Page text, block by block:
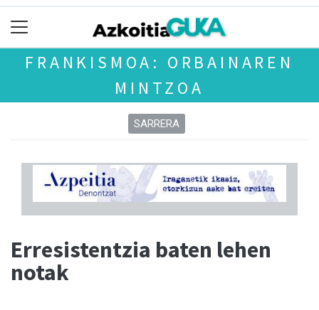
FRANKISMOA: ORBAINAREN
MINTZOA
SARRERA
Erresistentzia baten lehen
notak